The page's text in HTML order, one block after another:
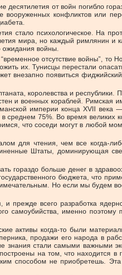
десятилетия от войн погибло
конфликтов или
психологическое. На
мира, но каждый римлянин и
ожидания войны.
отсутствие войны”, то
их. Тунисцы перестали
внезапно появиться
королевства и республики.
и военных кораблей.
империи конца XVII
среднем 75%. Во время великих
что соседи могут в любой
для чтения, чем все когда-
Штаты, доминирующая
гораздо больше денег в
бюджета, что
Но если мы будем
прежде всего разработка
самоубийства, именно
активы когда-то были
продажи его народа в
знания стали самыми важными
на том, что находится
способом не приобретешь.